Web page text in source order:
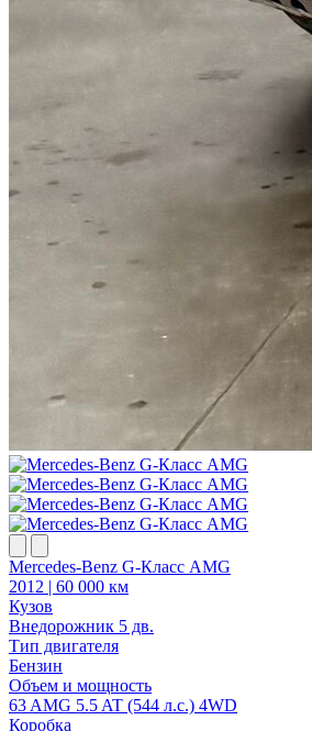
Mercedes-Benz G-Класс AMG
2012 | 60 000 км
Кузов
Внедорожник 5 дв.
Тип двигателя
Бензин
Объем и мощность
63 AMG 5.5 AT (544 л.с.) 4WD
Коробка